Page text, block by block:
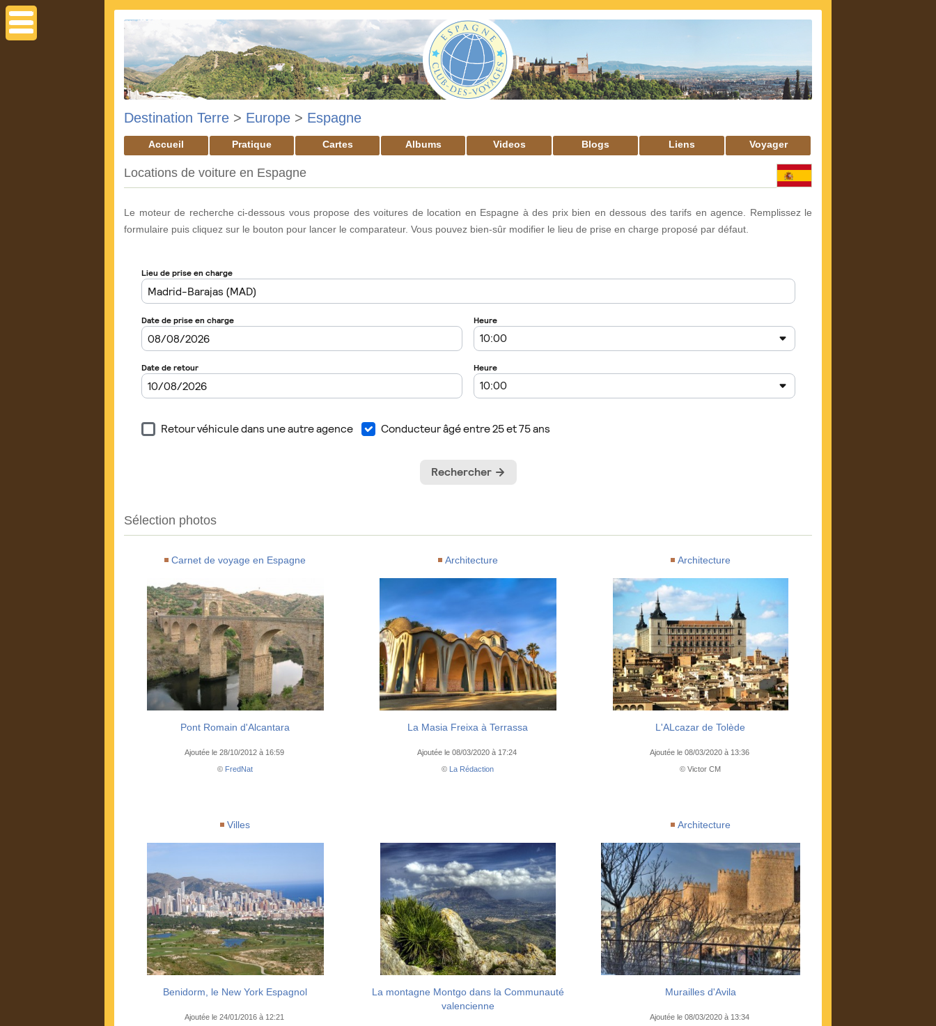
Destination Terre > Europe > Espagne
Accueil Pratique Cartes Albums Videos Blogs Liens Voyager
Locations de voiture en Espagne
Le moteur de recherche ci-dessous vous propose des voitures de location en Espagne à des prix bien en dessous des tarifs en agence. Remplissez le
formulaire puis cliquez sur le bouton pour lancer le comparateur. Vous pouvez bien-sûr modifier le lieu de prise en charge proposé par défaut.
Sélection photos
Carnet de voyage en Espagne
Pont Romain d'Alcantara
Ajoutée le 28/10/2012 à 16:59
© FredNat
Architecture
La Masia Freixa à Terrassa
Ajoutée le 08/03/2020 à 17:24
©
La Rédaction
Architecture
L'ALcazar de Tolède
Ajoutée le 08/03/2020 à 13:36
© Victor CM
Villes
Benidorm, le New York Espagnol
Ajoutée le 24/01/2016 à 12:21
La montagne Montgo dans la Communauté
valencienne
Architecture
Murailles d'Avila
Ajoutée le 08/03/2020 à 13:34